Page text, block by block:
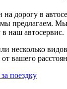
дорогу в
мы предлагаем.
наш автосервис.
несколько
вашего
за поездку